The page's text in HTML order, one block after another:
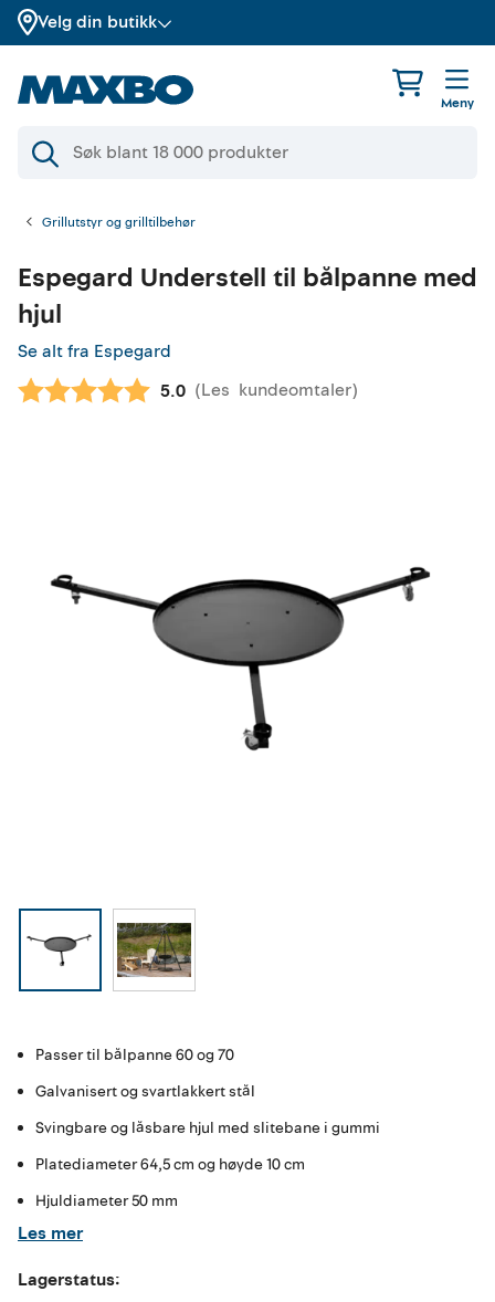
Velg din butikk
Meny
Grillutstyr og grilltilbehør
Espegard Understell til bålpanne med
hjul
Se alt fra Espegard
Gjennomsnittskarakter:
5.0 (Les kundeomtaler)
Passer til bålpanne 60 og 70
Galvanisert og svartlakkert stål
Svingbare og låsbare hjul med slitebane i gummi
Platediameter 64,5 cm og høyde 10 cm
Hjuldiameter 50 mm
Les mer
Lagerstatus: